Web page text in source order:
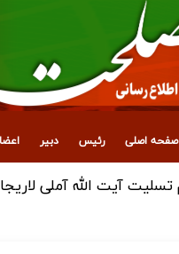
صفحه اصلی رئیس دبیر اعضا